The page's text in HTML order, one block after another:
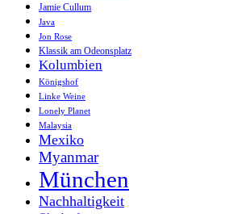
Jamie Cullum
Java
Jon Rose
Klassik am Odeonsplatz
Kolumbien
Königshof
Linke Weine
Lonely Planet
Malaysia
Mexiko
Myanmar
München
Nachhaltigkeit